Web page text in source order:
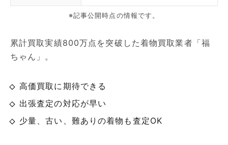
※記事公開時点の情報です。
累計買取実績800万点を突破した着物買取業者「福
ちゃん」。
高価買取に期待できる
出張査定の対応が早い
少量、古い、難ありの着物も査定OK